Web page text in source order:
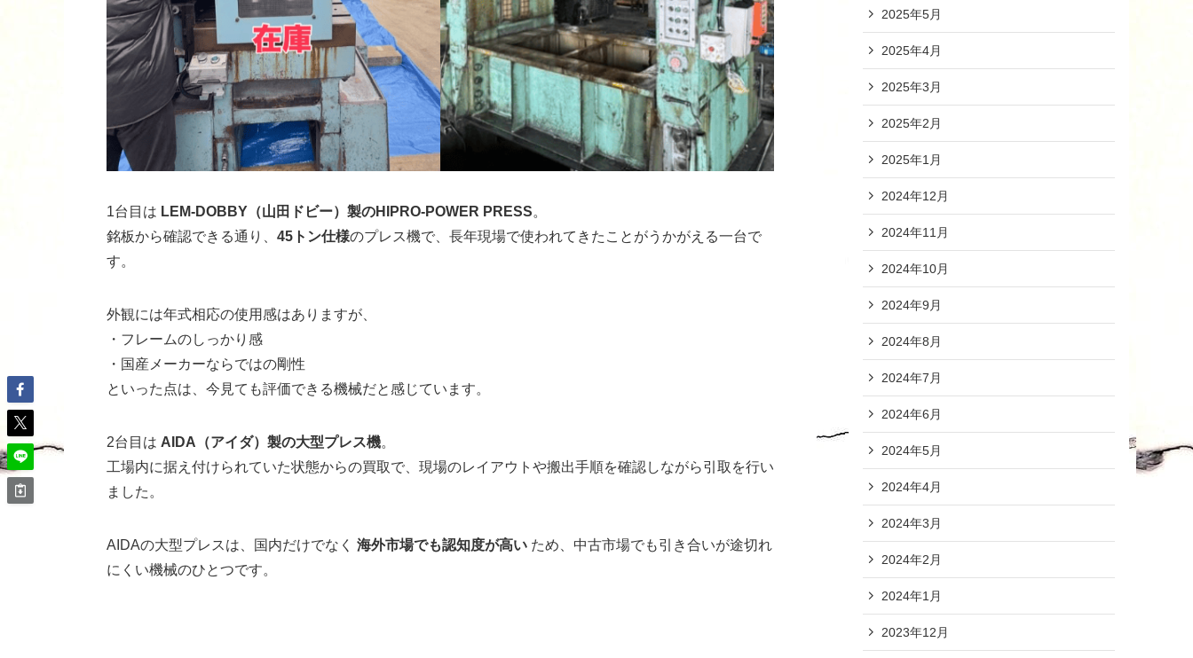
1台目は LEM-DOBBY（山田ドビー）製のHIPRO-POWER PRESS。
銘板から確認できる通り、 45トン仕様のプレス機で、長年現場で使われてきたことがうかがえる一台で
す。
外観には年式相応の使用感はありますが、
・フレームのしっかり感
・国産メーカーならではの剛性
といった点は、今見ても評価できる機械だと感じています。
2台目は AIDA（アイダ）製の大型プレス機。
工場内に据え付けられていた状態からの買取で、現場のレイアウトや搬出手順を確認しながら引取を行い
ました。
AIDAの大型プレスは、国内だけでなく 海外市場でも認知度が高い ため、中古市場でも引き合いが途切れ
にくい機械のひとつです。
2025年5月
2025年4月
2025年3月
2025年2月
2025年1月
2024年12月
2024年11月
2024年10月
2024年9月
2024年8月
2024年7月
2024年6月
2024年5月
2024年4月
2024年3月
2024年2月
2024年1月
2023年12月